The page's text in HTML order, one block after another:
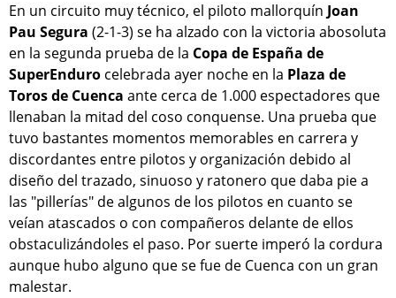
En un circuito muy técnico, el piloto mallorquín Joan
Pau Segura (2-1-3) se ha alzado con la victoria abosoluta
en la segunda prueba de la Copa de España de
SuperEnduro celebrada ayer noche en la Plaza de
Toros de Cuenca ante cerca de 1.000 espectadores que
llenaban la mitad del coso conquense. Una prueba que
tuvo bastantes momentos memorables en carrera y
discordantes entre pilotos y organización debido al
diseño del trazado, sinuoso y ratonero que daba pie a
las "pillerías" de algunos de los pilotos en cuanto se
veían atascados o con compañeros delante de ellos
obstaculizándoles el paso. Por suerte imperó la cordura
aunque hubo alguno que se fue de Cuenca con un gran
malestar.